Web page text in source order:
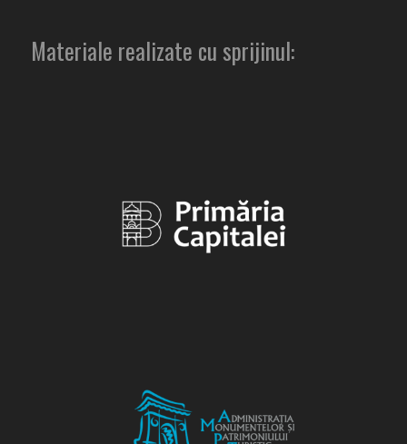
Materiale realizate cu sprijinul: